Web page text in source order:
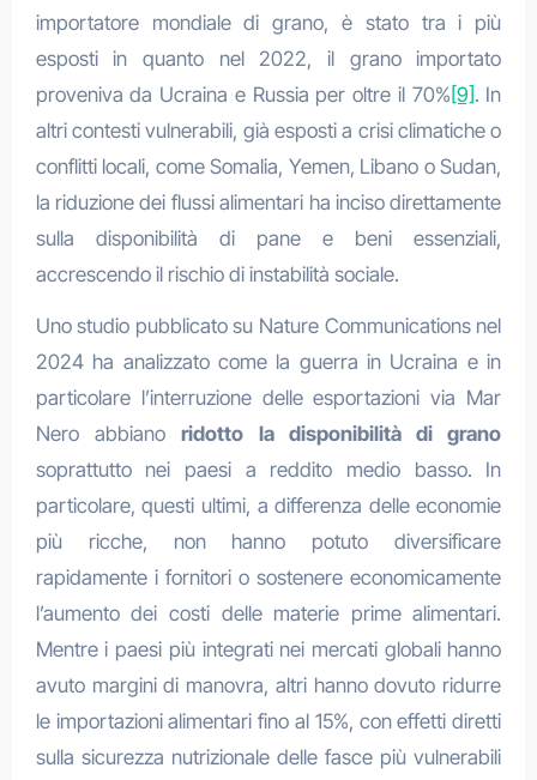
importatore mondiale di grano, è stato tra i più
esposti in quanto nel 2022, il grano importato
proveniva da Ucraina e Russia per oltre il 70% [9] . In
altri contesti vulnerabili, già esposti a crisi climatiche o
conflitti locali, come Somalia, Yemen, Libano o Sudan,
la riduzione dei flussi alimentari ha inciso direttamente
sulla disponibilità di pane e beni essenziali,
accrescendo il rischio di instabilità sociale.
Uno studio pubblicato su Nature Communications nel
2024 ha analizzato come la guerra in Ucraina e in
particolare l’interruzione delle esportazioni via Mar
Nero abbianoridotto la disponibilità di grano
soprattutto nei paesi a reddito medio basso. In
particolare, questi ultimi, a differenza delle economie
più ricche, non hanno potuto diversificare
rapidamente i fornitori o sostenere economicamente
l’aumento dei costi delle materie prime alimentari.
Mentre i paesi più integrati nei mercati globali hanno
avuto margini di manovra, altri hanno dovuto ridurre
le importazioni alimentari fino al 15%, con effetti diretti
sulla sicurezza nutrizionale delle fasce più vulnerabili